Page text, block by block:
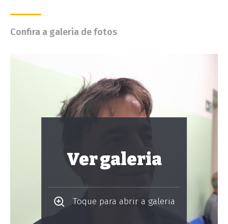
Confira a galeria de fotos
Ver galeria
Toque para abrir a galeria